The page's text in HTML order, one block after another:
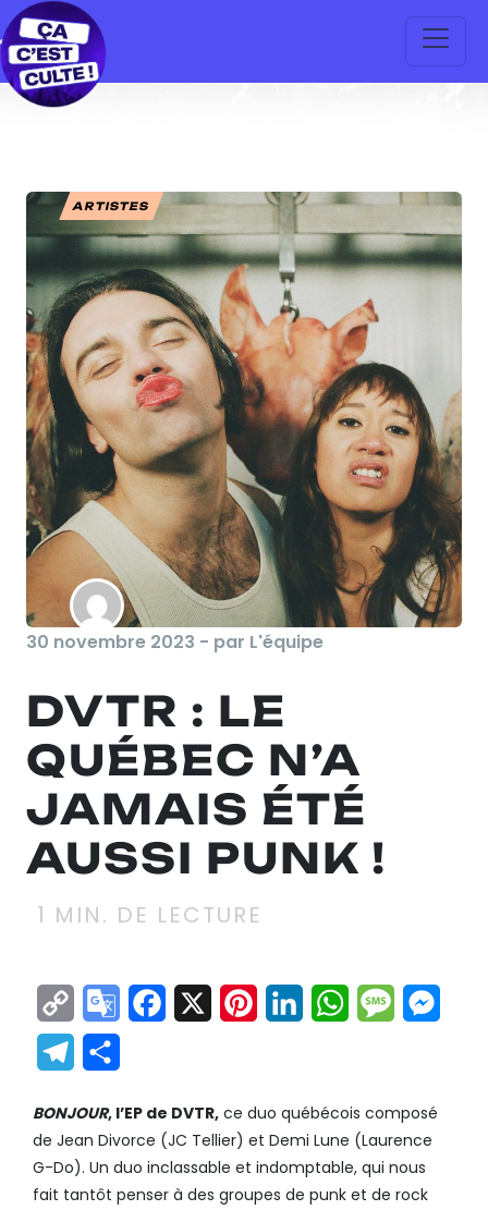
ARTISTES
30 novembre 2023 - par L'équipe
DVTR : LE
QUÉBEC N’A
JAMAIS ÉTÉ
AUSSI PUNK !
1 MIN. DE LECTURE
Copy
Link
GoogleFacebook
X Pinterest
LinkedInWhatsApp
Telegram
BONJOUR, l’EP de DVTR, ce duo québécois composé
de Jean Divorce (JC Tellier) et Demi Lune (Laurence
G-Do). Un duo inclassable et indomptable, qui nous
fait tantôt penser à des groupes de punk et de rock